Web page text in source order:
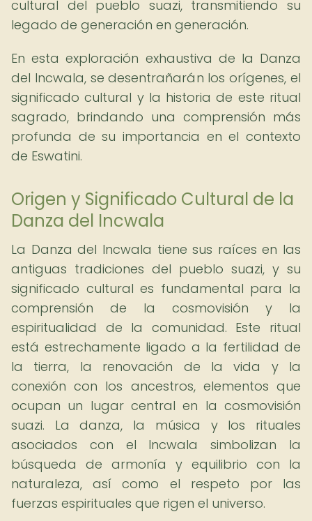
cultural del pueblo suazi, transmitiendo su
legado de generación en generación.
En esta exploración exhaustiva de la Danza
del Incwala, se desentrañarán los orígenes, el
significado cultural y la historia de este ritual
sagrado, brindando una comprensión más
profunda de su importancia en el contexto
de Eswatini.
Origen y Significado Cultural de la
Danza del Incwala
La Danza del Incwala tiene sus raíces en las
antiguas tradiciones del pueblo suazi, y su
significado cultural es fundamental para la
comprensión de la cosmovisión y la
espiritualidad de la comunidad. Este ritual
está estrechamente ligado a la fertilidad de
la tierra, la renovación de la vida y la
conexión con los ancestros, elementos que
ocupan un lugar central en la cosmovisión
suazi. La danza, la música y los rituales
asociados con el Incwala simbolizan la
búsqueda de armonía y equilibrio con la
naturaleza, así como el respeto por las
fuerzas espirituales que rigen el universo.